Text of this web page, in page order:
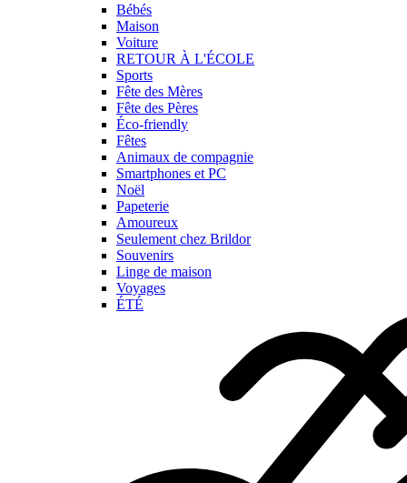
Bébés
Maison
Voiture
RETOUR À L'ÉCOLE
Sports
Fête des Mères
Fête des Pères
Éco-friendly
Fêtes
Animaux de compagnie
Smartphones et PC
Noël
Papeterie
Amoureux
Seulement chez Brildor
Souvenirs
Linge de maison
Voyages
ÉTÉ